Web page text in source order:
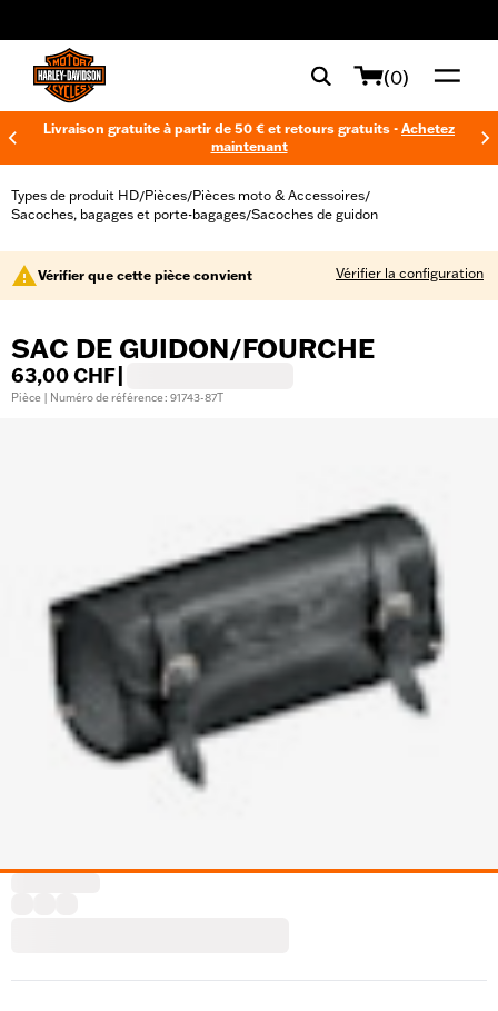
(0)
Livraison gratuite à partir de 50 € et retours gratuits - Achetez
maintenant
Types de produit HD/Pièces/Pièces moto & Accessoires/
Sacoches, bagages et porte-bagages/Sacoches de guidon
Vérifier que cette pièce convient Vérifier la configuration
SAC DE GUIDON/FOURCHE
63,00 CHF
Pièce | Numéro de référence : 91743-87T